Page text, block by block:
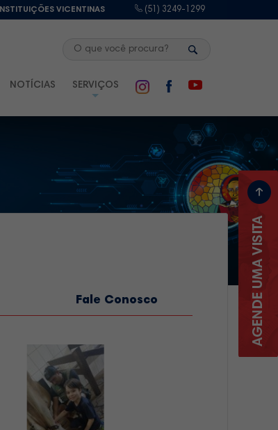
INSTITUIÇÕES VICENTINAS (51) 3249-1299
NOTÍCIAS SERVIÇOS
Fale Conosco